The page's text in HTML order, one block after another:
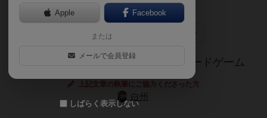
ディズニーボードゲームシリーズ！
チキンレース ダイスロール
スペースマウンテンをテーマにしたボードゲーム
上記文章の執筆にご協力くださった方
白州
Apple Facebook
または
メールで会員登録
しばらく表示しない